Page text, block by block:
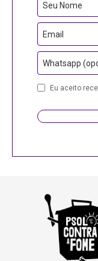
Seu Nome
Email
Whatsapp
Eu aceito